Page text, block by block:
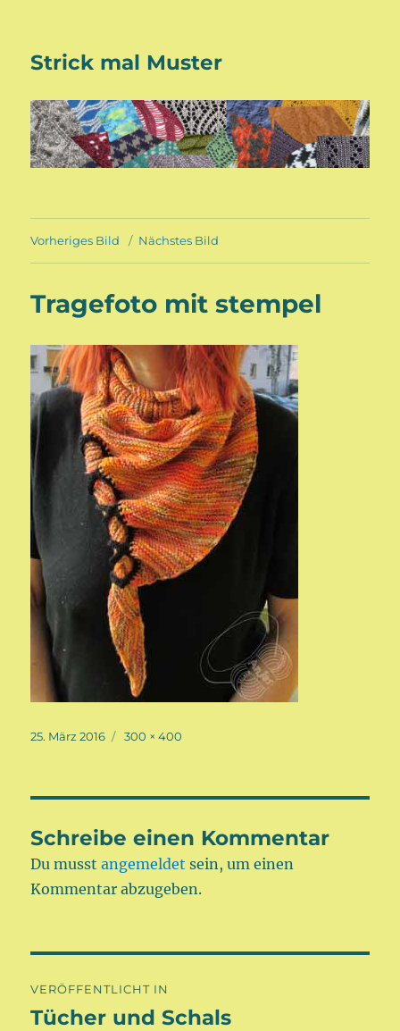
Strick mal Muster
Vorheriges Bild Nächstes Bild
Tragefoto mit stempel
Veröffentlicht
25. März 2016
Volle
300 × 400
Schreibe einen Kommentar
Du musstangemeldet sein, um einen
Kommentar abzugeben.
VERÖFFENTLICHT IN
Tücher und Schals